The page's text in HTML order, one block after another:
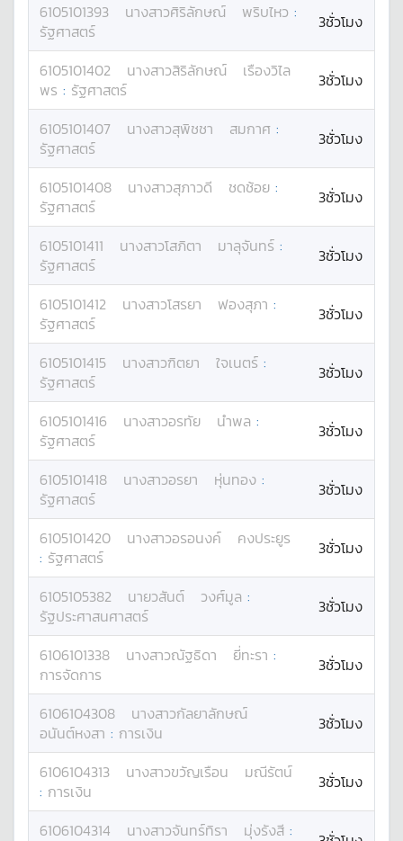
6105101393 นางสาวศิริลักษณ์ พริบไหว :
รัฐศาสตร์
3ชั่วโมง
6105101402 นางสาวสิริลักษณ์
เรืองวิไล
พร : รัฐศาสตร์ 3ชั่วโมง
6105101407 นางสาวสุพิชชา สมกาศ :
รัฐศาสตร์
3ชั่วโมง
6105101408 นางสาวสุภาวดี ชดช้อย :
รัฐศาสตร์
3ชั่วโมง
6105101411 นางสาวโสภิตา มาลุจันทร์ :
รัฐศาสตร์
3ชั่วโมง
6105101412 นางสาวโสรยา ฟองสุภา :
รัฐศาสตร์
3ชั่วโมง
6105101415 นางสาวฑิตยา ใจเนตร์ :
รัฐศาสตร์
3ชั่วโมง
6105101416 นางสาวอรทัย นำพล :
รัฐศาสตร์
3ชั่วโมง
6105101418 นางสาวอรยา หุ่นทอง :
รัฐศาสตร์
3ชั่วโมง
6105101420 นางสาวอรอนงค์
คงประยูร
: รัฐศาสตร์ 3ชั่วโมง
6105105382 นายวสันต์ วงศ์มูล :
รัฐประศาสนศาสตร์
3ชั่วโมง
6106101338 นางสาวณัฐธิดา ยี่ทะรา :
การจัดการ
3ชั่วโมง
6106104308 นางสาวกัลยาลักษณ์
อนันต์หงสา : การเงิน 3ชั่วโมง
6106104313 นางสาวขวัญเรือน
มณีรัตน์
: การเงิน 3ชั่วโมง
6106104314 นางสาวจันทร์ทิรา มุ่งรังสี :